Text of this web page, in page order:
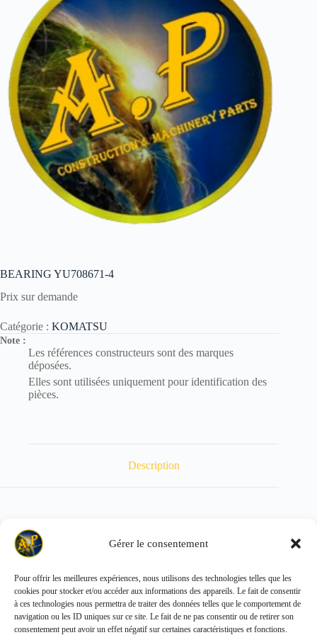
Gérer le consentement
Pour offrir les meilleures expériences, nous utilisons des technologies telles que les
cookies pour stocker et/ou accéder aux informations des appareils. Le fait de consentir
à ces technologies nous permettra de traiter des données telles que le comportement de
navigation ou les ID uniques sur ce site. Le fait de ne pas consentir ou de retirer son
consentement peut avoir un effet négatif sur certaines caractéristiques et fonctions.
BEARING YU708671-4
Prix sur demande
Catégorie : KOMATSU
Note :
Les références constructeurs sont des marques
déposées.
Elles sont utilisées uniquement pour identification des
pièces.
Description
POIDS : 0.216 kg
Copyright © 2026 - ALL PARTS FRANCE SAS